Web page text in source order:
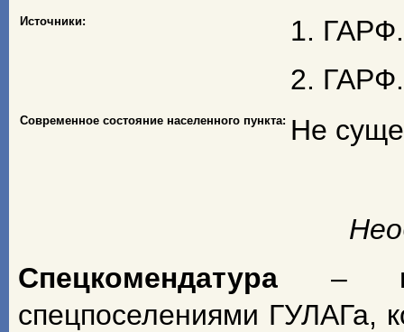
Источники:
1.
2.
Современное состояние населенного пункта: Не
Спецкомендатура –
спецпоселениями ГУЛАГа,